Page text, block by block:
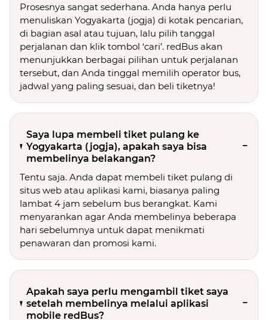
Prosesnya sangat sederhana. Anda hanya perlu
menuliskan Yogyakarta (jogja) di kotak pencarian,
di bagian asal atau tujuan, lalu pilih tanggal
perjalanan dan klik tombol ‘cari’. redBus akan
menunjukkan berbagai pilihan untuk perjalanan
tersebut, dan Anda tinggal memilih operator bus,
jadwal yang paling sesuai, dan beli tiketnya!
Saya lupa membeli tiket pulang ke
Yogyakarta (jogja), apakah saya bisa
membelinya belakangan?
Tentu saja. Anda dapat membeli tiket pulang di
situs web atau aplikasi kami, biasanya paling
lambat 4 jam sebelum bus berangkat. Kami
menyarankan agar Anda membelinya beberapa
hari sebelumnya untuk dapat menikmati
penawaran dan promosi kami.
Apakah saya perlu mengambil tiket saya
setelah membelinya melalui aplikasi
mobile redBus?